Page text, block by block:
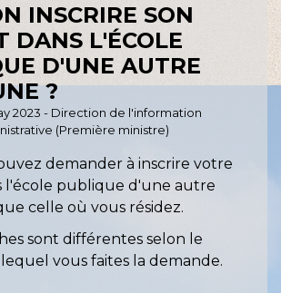
INSCRIRE SON
DANS L'ÉCOLE
D'UNE AUTRE
?
2023 - Direction de l'information
(Première ministre)
demander à inscrire votre
l'école publique d'une autre
celle où vous résidez.
sont différentes selon le
vous faites la demande.